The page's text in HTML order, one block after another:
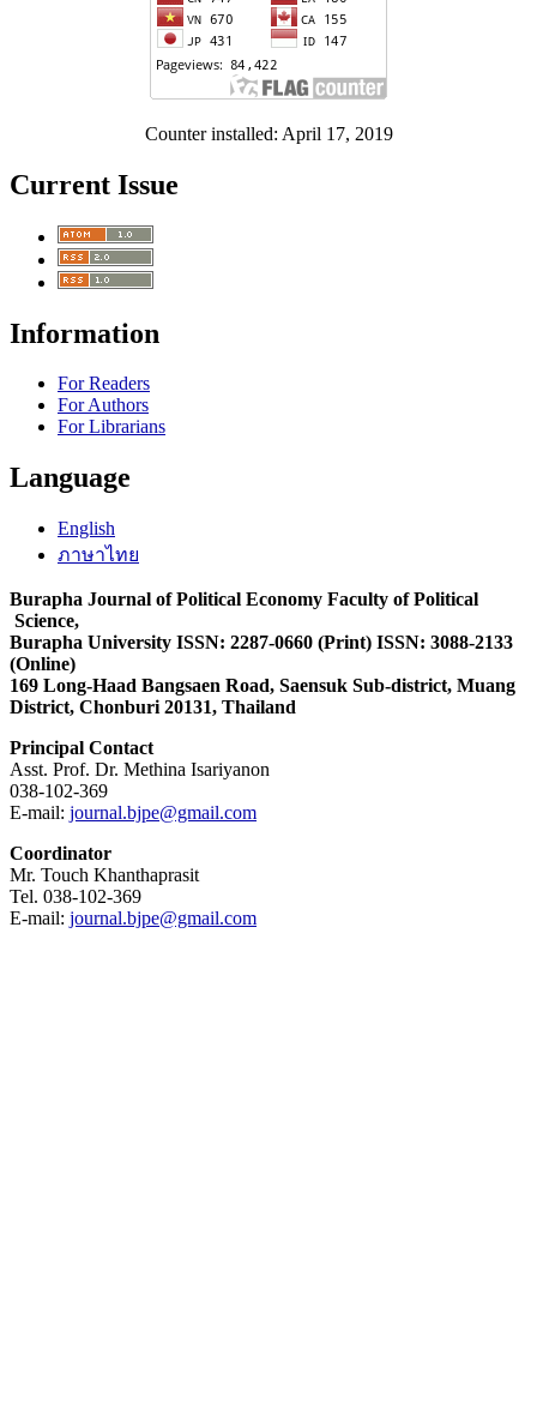
Counter installed: April 17, 2019
Current Issue
Information
For Readers
For Authors
For Librarians
Language
English
ภาษาไทย
Burapha Journal of Political Economy Faculty of Political
Science,
Burapha University ISSN: 2287-0660 (Print) ISSN: 3088-2133
(Online)
169 Long-Haad Bangsaen Road, Saensuk Sub-district, Muang
District, Chonburi 20131, Thailand
Principal Contact
Asst. Prof. Dr. Methina Isariyanon
038-102-369
E-mail: journal.bjpe@gmail.com
Coordinator
Mr. Touch Khanthaprasit
Tel. 038-102-369
E-mail: journal.bjpe@gmail.com